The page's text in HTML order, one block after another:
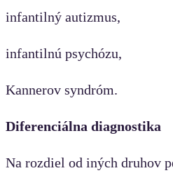
infantilný autizmus,
infantilnú psychózu,
Kannerov syndróm.
Diferenciálna diagnostika
Na rozdiel od iných druhov